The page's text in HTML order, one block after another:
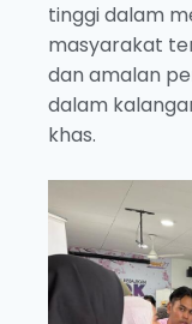
tinggi dalam
masyarakat
dan amalan
dalam
khas.